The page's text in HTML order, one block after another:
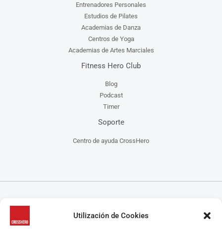
Utilización de Cookies
Entrenadores Personales
Estudios de Pilates
Academias de Danza
Centros de Yoga
Academias de Artes Marciales
Fitness Hero Club
Blog
Podcast
Timer
Soporte
Centro de ayuda CrossHero
CrossHero es un software y app todo en uno, para la gestión de gimnasios, centros de
CrossFit, escuelas de artes marciales, estudios de yoga y/o pilates y centros de danza, que